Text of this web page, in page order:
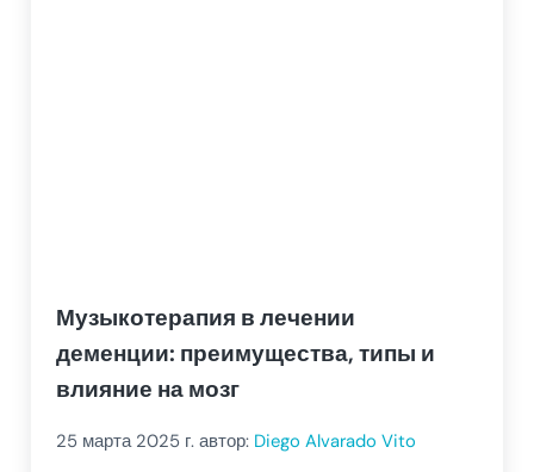
Музыкотерапия в лечении
деменции: преимущества, типы и
влияние на мозг
25 марта 2025 г. автор: Diego Alvarado Vito